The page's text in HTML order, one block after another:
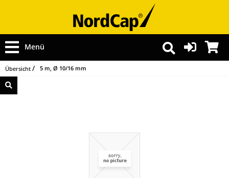
Menü
Übersicht 5 m, Ø 10/16 mm